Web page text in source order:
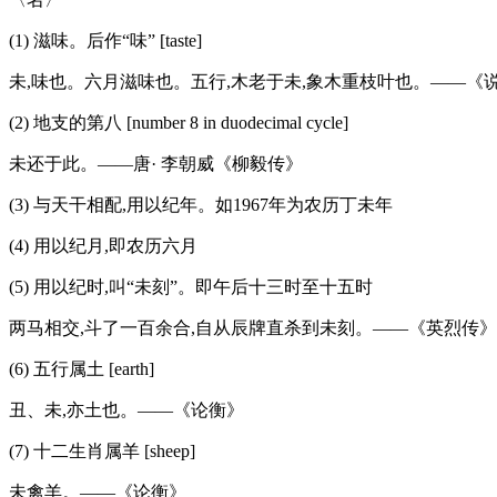
(1) 滋味。后作“味” [taste]
未,味也。六月滋味也。五行,木老于未,象木重枝叶也。——《
(2) 地支的第八 [number 8 in duodecimal cycle]
未还于此。——唐· 李朝威《柳毅传》
(3) 与天干相配,用以纪年。如1967年为农历丁未年
(4) 用以纪月,即农历六月
(5) 用以纪时,叫“未刻”。即午后十三时至十五时
两马相交,斗了一百余合,自从辰牌直杀到未刻。——《英烈传》
(6) 五行属土 [earth]
丑、未,亦土也。——《论衡》
(7) 十二生肖属羊 [sheep]
未禽羊。——《论衡》